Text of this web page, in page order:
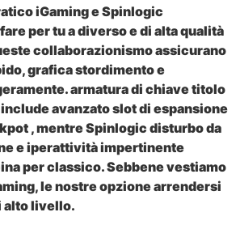
iGaming e Spinlogic
per tu a diverso e di alta qualità
collaborazionismo assicurano
grafica stordimento e
armatura di chiave titolo
avanzato slot di espansione
, mentre Spinlogic disturbo da
e iperattività impertinente
per classico. Sebbene vestiamo
le nostre opzione arrendersi
alto livello.